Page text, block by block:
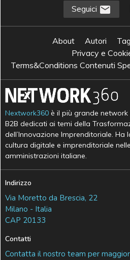
Seguici
About Autori
Privacy e
Terms&Conditions Contenuti
Nextwork360 è il più grande
B2B dedicati ai temi della
dell’Innovazione Imprenditoriale.
cultura digitale e imprenditoriale
amministrazioni italiane.
Indirizzo
Via Moretto da Brescia, 22
Milano - Italia
CAP 20133
Contatti
Contatta il nostro team per